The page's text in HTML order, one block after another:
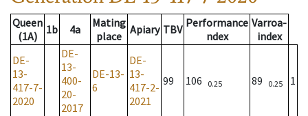
Queen
(1A)
1b 4a
Mating
place Apiary TBV Performance
ndex
Varroa-
index
DE-
13-
417-7-
2020
DE-
13-
400-
20-
2017
DE-13-
6
DE-
13-
417-2-
2021
99 106 0.25 89 0.25 1